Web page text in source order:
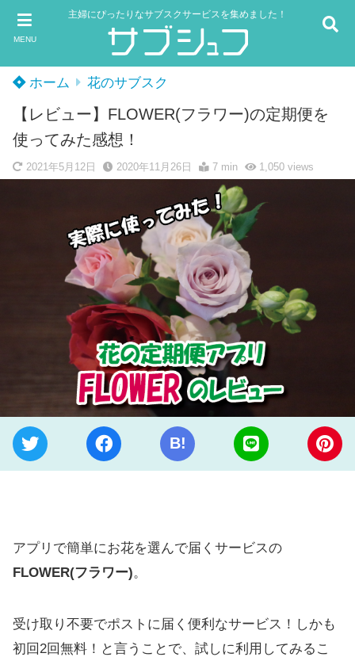
MENU
主婦にぴったりなサブスクサービスを集めました！
ホーム 花のサブスク
【レビュー】FLOWER(フラワー)の定期便を
使ってみた感想！
2021年5月12日 2020年11月26日 7 min 1,050views
B!
アプリで簡単にお花を選んで届くサービスの
FLOWER(フラワー)。
受け取り不要でポストに届く便利なサービス！しかも
初回2回無料！と言うことで、試しに利用してみるこ